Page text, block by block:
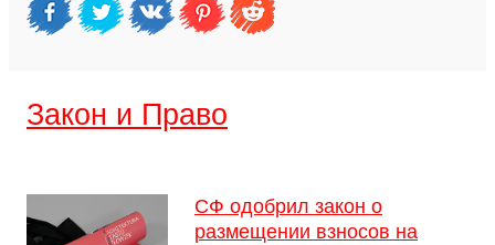
Закон и Право
СФ одобрил закон о
размещении взносов на